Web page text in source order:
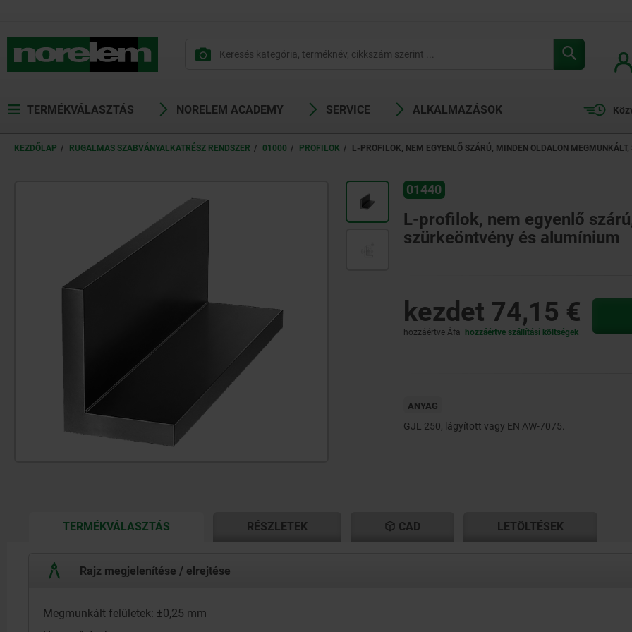
TERMÉKVÁLASZTÁS NORELEM ACADEMY SERVICE ALKALMAZÁSOK
KEZDŐLAP RUGALMAS SZABVÁNYALKATRÉSZ RENDSZER 01000 PROFILOK L-PROFILOK, NEM EGYENLŐ SZÁRÚ, MINDEN OLDALON
01440
L-profilok, nem egyenlő
szürkeöntvény és alumínium
kezdet 74,15 €
hozzáértve Áfa hozzáértve szállítási költségek
ANYAG
GJL 250, lágyított vagy EN AW-7075.
TERMÉKVÁLASZTÁSCURRENT
RÉSZLETEK CAD LETÖLTÉSEK
Rajz megjelenítése / elrejtése
Megmunkált felületek: ±0,25 mm